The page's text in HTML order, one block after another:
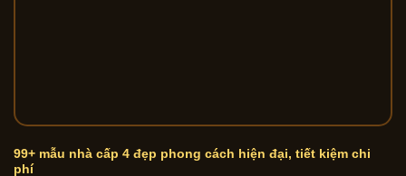
99+ mẫu nhà cấp 4 đẹp phong cách hiện đại, tiết kiệm chi
phí